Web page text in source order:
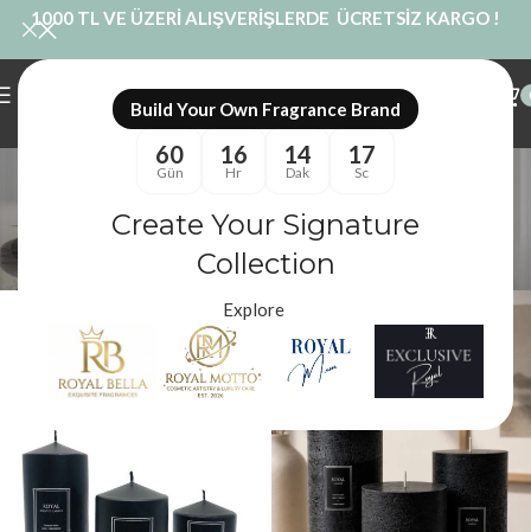
Build Your Own Fragrance Brand
60
Gün
16
Hr
14
Dak
17
Sc
Create Your Signature
Collection
Explore
1000 TL VE ÜZERİ ALIŞVERİŞLERDE ÜCRETSİZ KARGO !
Siyah Silindir Mum
Royal Mum
Ürünler “Siyah Silindir Mum” olarak etiketlendi